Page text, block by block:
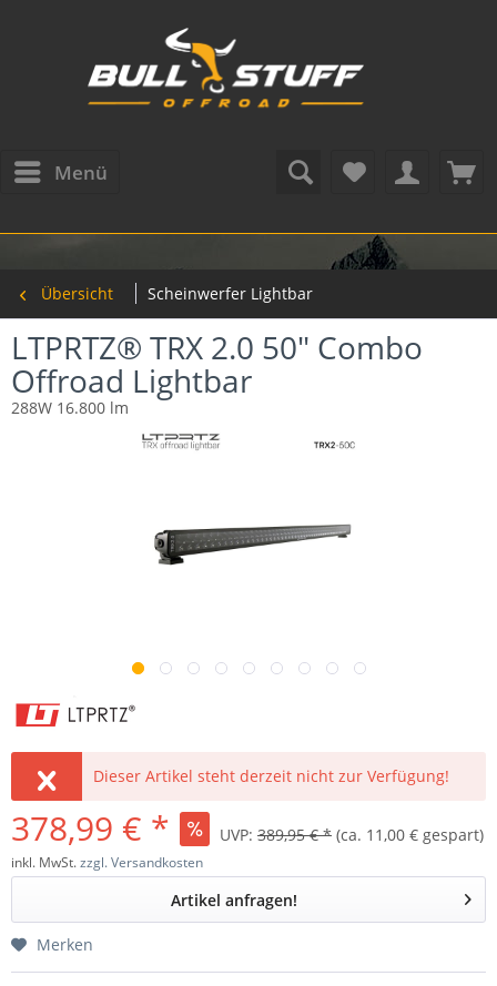
Menü
Übersicht Scheinwerfer Lightbar
LTPRTZ® TRX 2.0 50" Combo
Offroad Lightbar
288W 16.800 lm
Dieser Artikel steht derzeit nicht zur Verfügung!
378,99 € * UVP: 389,95 € * (ca. 11,00 € gespart)
inkl. MwSt.zzgl. Versandkosten
Artikel anfragen!
Merken